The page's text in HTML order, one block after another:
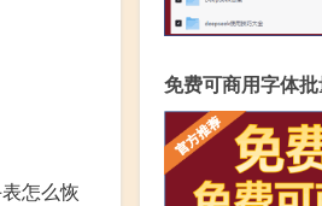
怎么恢
免费可商用字体